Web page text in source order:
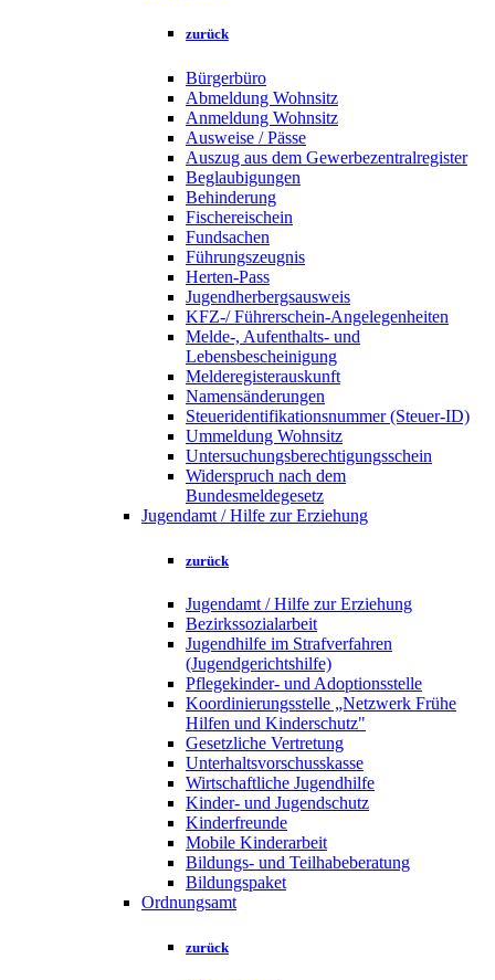
zurück
Bürgerbüro
Abmeldung Wohnsitz
Anmeldung Wohnsitz
Ausweise / Pässe
Auszug aus dem Gewerbezentralregister
Beglaubigungen
Behinderung
Fischereischein
Fundsachen
Führungszeugnis
Herten-Pass
Jugendherbergsausweis
KFZ-/ Führerschein-Angelegenheiten
Melde-, Aufenthalts- und
Lebensbescheinigung
Melderegisterauskunft
Namensänderungen
Steueridentifikationsnummer (Steuer-ID)
Ummeldung Wohnsitz
Untersuchungsberechtigungsschein
Widerspruch nach dem
Bundesmeldegesetz
Jugendamt / Hilfe zur Erziehung
zurück
Jugendamt / Hilfe zur Erziehung
Bezirkssozialarbeit
Jugendhilfe im Strafverfahren
(Jugendgerichtshilfe)
Pflegekinder- und Adoptionsstelle
Koordinierungsstelle „Netzwerk Frühe
Hilfen und Kinderschutz"
Gesetzliche Vertretung
Unterhaltsvorschusskasse
Wirtschaftliche Jugendhilfe
Kinder- und Jugendschutz
Kinderfreunde
Mobile Kinderarbeit
Bildungs- und Teilhabeberatung
Bildungspaket
Ordnungsamt
zurück